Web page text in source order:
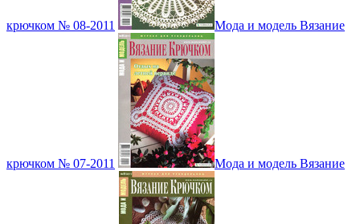
крючком № 08-2011 Мода и модель Вязание
крючком № 07-2011 Мода и модель Вязание